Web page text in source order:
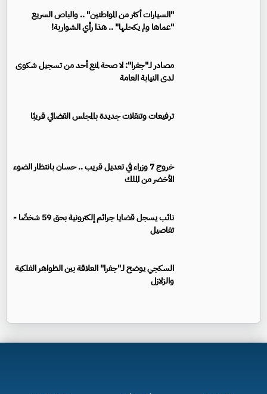
"السيارات أكثر من المواطنين" .. والباص السريع
"عماها ولم يكحلها" .. هذا رأي الشواربة!
مصادر لـ"جفرا": لا صحة لمنع أحد من تسجيل شكوى
لدى النيابة العامة
ترفيعات وتنقلات جديدة بالمجلس القضائي قريبًا
خروج 7 وزراء في تعديل قريب .. حسان بانتظار الضوء
الأخضر من الملك
نائب يسجل قضايا جرائم إلكترونية بحق 59 شخصًا -
تفاصيل
السكجي يوضح لـ"جفرا" العلاقة بين الظواهر الفلكية
والزلازل